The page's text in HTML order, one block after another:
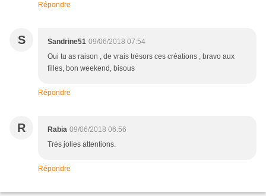
Répondre
S Sandrine51 09/06/2018 07:54
Oui tu as raison , de vrais trésors ces créations , bravo aux
filles, bon weekend, bisous
Répondre
R Rabia 09/06/2018 06:56
Très jolies attentions.
Répondre